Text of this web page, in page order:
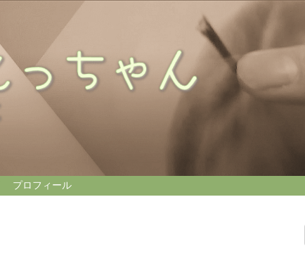
プロフィール